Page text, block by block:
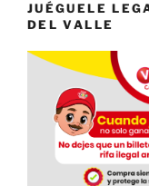
JUÉGUELE
DEL VALLE